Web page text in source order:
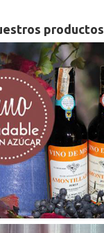
productos